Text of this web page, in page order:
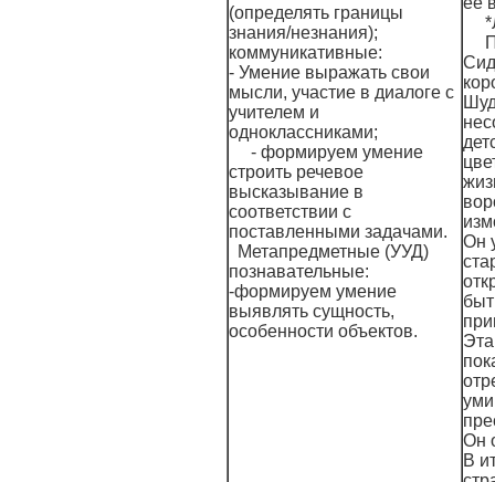
(определять границы
знания/незнания);
коммуникативные:
- Умение выражать свои
мысли, участие в диалоге с
учителем и
одноклассниками;
- формируем умение
строить речевое
высказывание в
соответствии с
поставленными задачами.
Метапредметные (УУД)
познавательные:
-формируем умение
выявлять сущность,
особенности объектов.
Он
Он
В